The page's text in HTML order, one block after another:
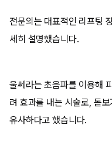
전문의는 대표적인 리프팅
세히 설명했습니다.
울쎄라는 초음파를 이용해
려 효과를 내는 시술로, 돋
유사하다고 했습니다.